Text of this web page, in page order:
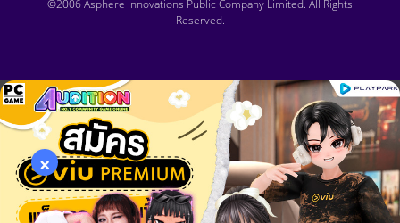
©2006 Asphere Innovations Public Company Limited. All Rights
Reserved.
×